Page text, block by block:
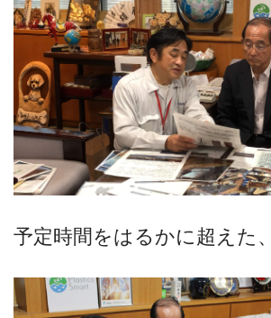
予定時間をはるかに超えた、